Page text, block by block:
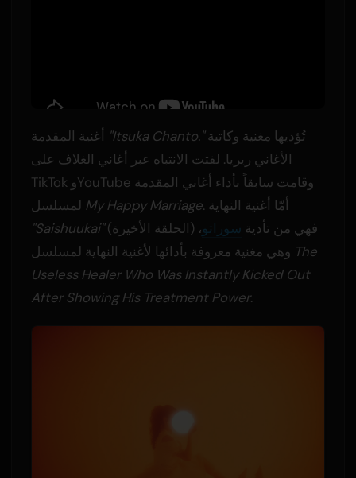
"Itsuka Chanto."تُؤديها مغنية وكاتبة
الأغاني ريريا. لفتت الانتباه عبر أغاني الغلاف على
TikTok وYouTube وقامت سابقاً بأداء أغاني المقدمة
My Happy Marriage . أمّا أغنية النهاية
"Saishuukai"
(الحلقة الأخيرة) فهي من تأدية سوراتو،
The
Useless Healer Who Was Instantly Kicked Out
After Showing His Treatment Power.